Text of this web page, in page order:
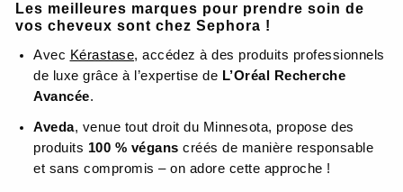
Les meilleures marques pour prendre soin de
vos cheveux sont chez Sephora !
Avec Kérastase, accédez à des produits professionnels
de luxe grâce à l’expertise de L’Oréal Recherche
Avancée.
Aveda, venue tout droit du Minnesota, propose des
produits 100 % végans créés de manière responsable
et sans compromis – on adore cette approche !